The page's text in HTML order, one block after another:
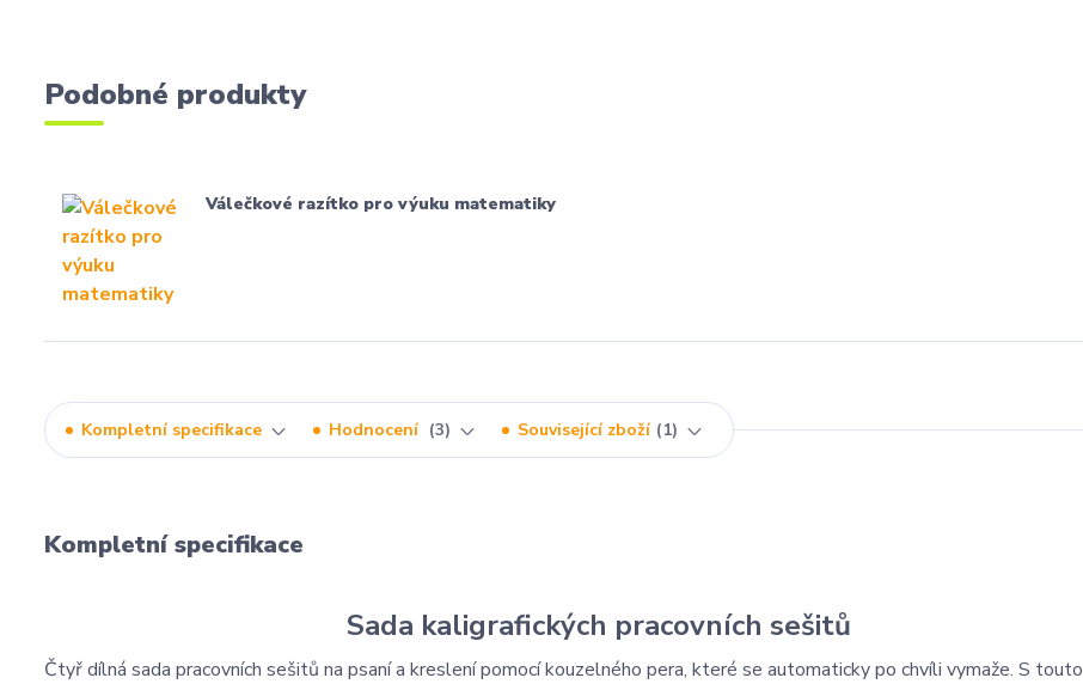
Podobné produkty
Válečkové razítko pro výuku matematiky
Kompletní specifikace Hodnocení 3 Související zboží 1
Kompletní specifikace
Sada kaligrafických pracovních sešitů
Čtyř dílná sada pracovních sešitů na psaní a kreslení pomocí kouzelného pera, které se automaticky po chvíli vymaže. S touto